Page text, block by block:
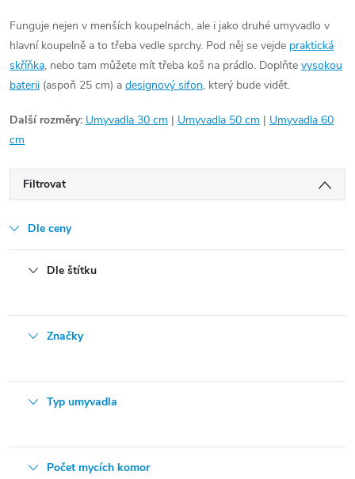
Funguje nejen v menších koupelnách, ale i jako druhé umyvadlo v
hlavní koupelně a to třeba vedle sprchy. Pod něj se vejde praktická
skříňka, nebo tam můžete mít třeba koš na prádlo. Doplňte vysokou
baterii (aspoň 25 cm) a designový sifon, který bude vidět.
Další rozměry: Umyvadla 30 cm | Umyvadla 50 cm | Umyvadla 60
cm
Filtrovat
Dle ceny
Dle štítku
Značky
Typ umyvadla
Počet mycích komor